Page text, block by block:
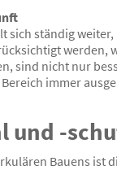
sich ständig
sind nicht nur
immer
und -
Bauens ist